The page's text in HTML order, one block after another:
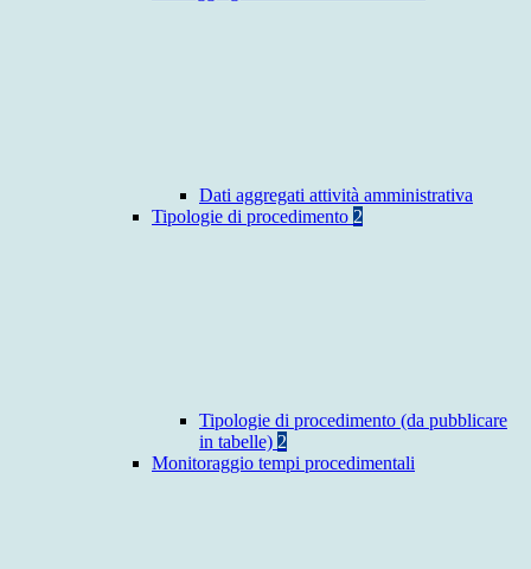
Dati aggregati attività amministrativa
Tipologie di procedimento 2
Tipologie di procedimento (da pubblicare
in tabelle) 2
Monitoraggio tempi procedimentali